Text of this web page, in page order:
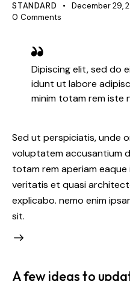
STANDARD December 29,
0 Comments
Dipiscing elit, sed do
idunt ut labore
minim totam rem iste
Sed ut perspiciatis, unde
voluptatem accusantium
totam rem aperiam
veritatis et quasi
explicabo. nemo enim
sit.
A few ideas to